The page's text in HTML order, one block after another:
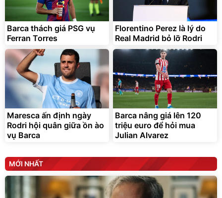
198.000đ
Vòi xịt tăng áp dành cho
rửa xe, tưới cây
161.000đ
70.000
Barca thách giá PSG vụ
Ferran Torres
Florentino Perez là lý do
Real Madrid bỏ lỡ Rodri
Maresca ấn định ngày
Rodri hội quân giữa ồn ào
vụ Barca
Barca nâng giá lên 120
triệu euro để hỏi mua
Julian Alvarez
MỚI NHẤT